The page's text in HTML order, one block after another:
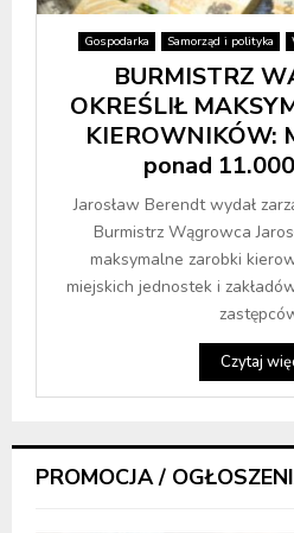
Gospodarka Samorząd i polityka
BURMISTRZ
OKREŚLIŁ
KIEROWNIKÓW:
ponad
Jarosław Berendt wydał
Burmistrz Wągrowca
maksymalne zarobki
miejskich jednostek i
Czytaj
PROMOCJA /